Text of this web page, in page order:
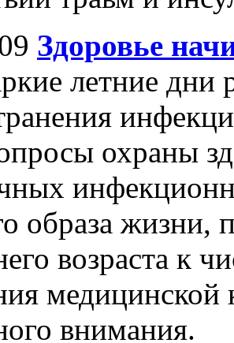
Здоровье
летние дни
охраны
образа
возраста к
медицинской
внимания.